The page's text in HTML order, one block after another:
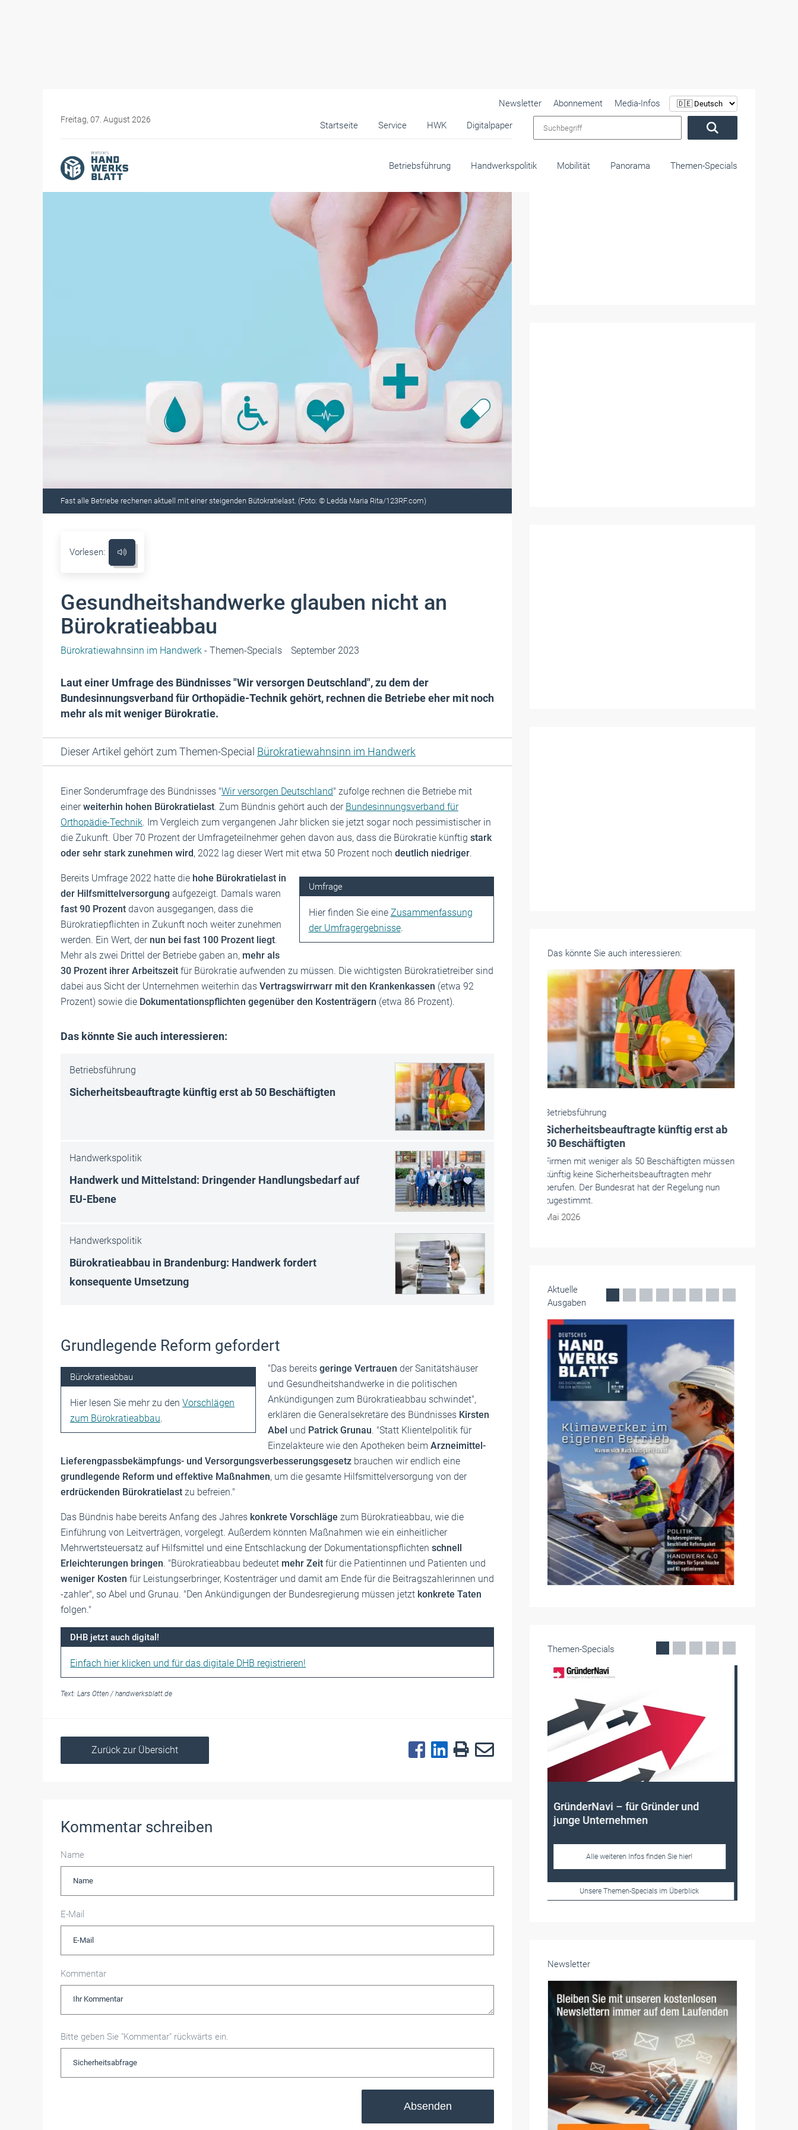
Freitag, 07. August 2026
Startseite Service HWK Digitalpaper
Newsletter Abonnement
Media-Infos
Betriebsführung Handwerkspolitik Mobilität Panorama Themen-Specials
Fast alle Betriebe rechenen aktuell mit einer steigenden Bütokratielast. (Foto: © Ledda Maria Rita/123RF.com)
Vorlesen:
Gesundheitshandwerke glauben nicht an
Bürokratieabbau
Bürokratiewahnsinn im Handwerk - Themen-Specials September 2023
Laut einer Umfrage des Bündnisses "Wir versorgen Deutschland", zu dem der
Bundesinnungsverband für Orthopädie-Technik gehört, rechnen die Betriebe eher mit noch
mehr als mit weniger Bürokratie.
Dieser Artikel gehört zum Themen-Special Bürokratiewahnsinn im Handwerk
Einer Sonderumfrage des Bündnisses "Wir versorgen Deutschland" zufolge rechnen die Betriebe mit
einerweiterhin hohen Bürokratielast. Zum Bündnis gehört auch der Bundesinnungsverband für
Orthopädie-Technik. Im Vergleich zum vergangenen Jahr blicken sie jetzt sogar noch pessimistischer in
die Zukunft. Über 70 Prozent der Umfrageteilnehmer gehen davon aus, dass die Bürokratie künftig stark
oder sehr stark zunehmen wird, 2022 lag dieser Wert mit etwa 50 Prozent noch deutlich niedriger.
Umfrage
Hier finden Sie eine Zusammenfassung
der Umfragergebnisse.
Bereits Umfrage 2022 hatte die hohe Bürokratielast in
der Hilfsmittelversorgung aufgezeigt. Damals waren
fast 90 Prozent davon ausgegangen, dass die
Bürokratiepflichten in Zukunft noch weiter zunehmen
werden. Ein Wert, der nun bei fast 100 Prozent liegt.
Mehr als zwei Drittel der Betriebe gaben an, mehr als
30 Prozent ihrer Arbeitszeit für Bürokratie aufwenden zu müssen. Die wichtigsten Bürokratietreiber sind
dabei aus Sicht der Unternehmen weiterhin das Vertragswirrwarr mit den Krankenkassen (etwa 92
Prozent) sowie die Dokumentationspflichten gegenüber den Kostenträgern (etwa 86 Prozent).
Das könnte Sie auch interessieren:
Betriebsführung
Sicherheitsbeauftragte künftig erst ab 50 Beschäftigten
Handwerkspolitik
Handwerk und Mittelstand: Dringender Handlungsbedarf auf
EU-Ebene
Handwerkspolitik
Bürokratieabbau in Brandenburg: Handwerk fordert
konsequente Umsetzung
Grundlegende Reform gefordert
Bürokratieabbau
Hier lesen Sie mehr zu den Vorschlägen
zum Bürokratieabbau.
"Das bereits geringe Vertrauen der Sanitätshäuser
und Gesundheitshandwerke in die politischen
Ankündigungen zum Bürokratieabbau schwindet",
erklären die Generalsekretäre des Bündnisses Kirsten
Abel und Patrick Grunau. "Statt Klientelpolitik für
Einzelakteure wie den Apotheken beim Arzneimittel-
Lieferengpassbekämpfungs- und Versorgungsverbesserungsgesetz brauchen wir endlich eine
grundlegende Reform und effektive Maßnahmen, um die gesamte Hilfsmittelversorgung von der
erdrückenden Bürokratielast zu befreien."
Das Bündnis habe bereits Anfang des Jahres konkrete Vorschläge zum Bürokratieabbau, wie die
Einführung von Leitverträgen, vorgelegt. Außerdem könnten Maßnahmen wie ein einheitlicher
Mehrwertsteuersatz auf Hilfsmittel und eine Entschlackung der Dokumentationspflichten schnell
Erleichterungen bringen. "Bürokratieabbau bedeutet mehr Zeit für die Patientinnen und Patienten und
weniger Kosten für Leistungserbringer, Kostenträger und damit am Ende für die Beitragszahlerinnen und
-zahler", so Abel und Grunau. "Den Ankündigungen der Bundesregierung müssen jetzt konkrete Taten
folgen."
DHB jetzt auch digital!
Einfach hier klicken und für das digitale DHB registrieren!
Text: Lars Otten / handwerksblatt.de
Zurück zur Übersicht
Kommentar schreiben
Name
E-Mail
Kommentar
Bitte geben Sie "Kommentar" rückwärts ein.
Absenden
Das könnte Sie auch interessieren:
Handwerkspolitik
Handwerk und Mittelstand: Dringender
Handlungsbedarf auf EU-Ebene
In der Vertretung des Freistaats Bayern in
Brüssel hatten der Bayerische Handwerkstag
und der Westdeutsche Handwerkskammertag zu
einer gemeinsamen Veranstaltung geladen. Es
ging um die Sichtbarkeit von Mittelstand und
Ausgaben
Themen-Specials
Newsletter